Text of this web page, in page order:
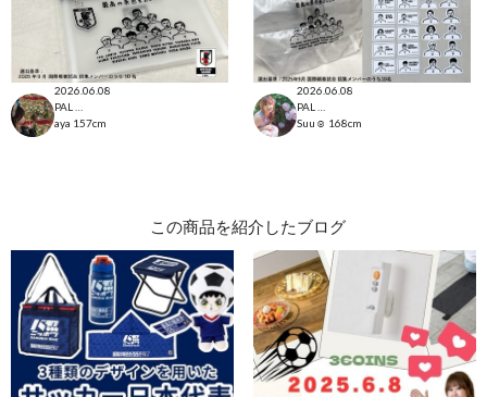
2026.06.08
aya 157cm
2026.06.08
Suu☺︎ 168cm
この商品を紹介したブログ